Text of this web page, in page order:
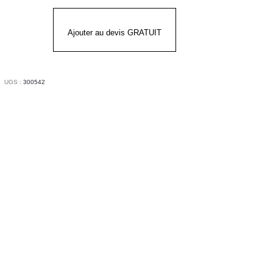
Ajouter au devis GRATUIT
UGS : 300542